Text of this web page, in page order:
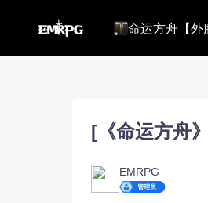
命运方舟【外
[《命运方舟
EMRPG